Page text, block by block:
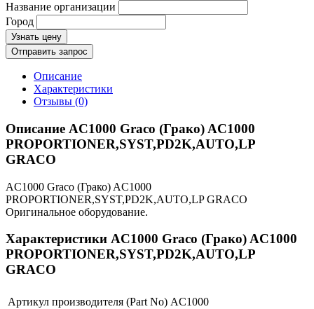
Название организации
Город
Узнать цену
Отправить запрос
Описание
Характеристики
Отзывы (0)
Описание AC1000 Graco (Грако) AC1000
PROPORTIONER,SYST,PD2K,AUTO,LP
GRACO
AC1000 Graco (Грако) AC1000
PROPORTIONER,SYST,PD2K,AUTO,LP GRACO
Оригинальное оборудование.
Характеристики AC1000 Graco (Грако) AC1000
PROPORTIONER,SYST,PD2K,AUTO,LP
GRACO
Артикул производителя (Part No) AC1000